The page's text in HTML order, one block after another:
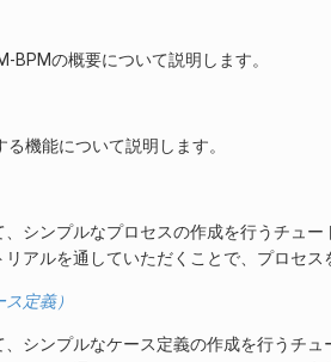
BPMの概要について説明します。
機能について説明します。
、シンプルなプロセスの作成を行うチュー
リアルを通していただくことで、プロセ
定義）
、シンプルなケース定義の作成を行うチュ